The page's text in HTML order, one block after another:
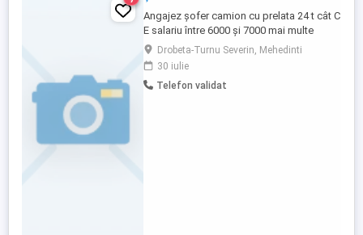
Angajez șofer camion cu prelata 24 t cât C
E salariu între 6000 și 7000 mai multe
detalii la telefon.
Drobeta-Turnu Severin, Mehedinti
30 iulie
Telefon validat